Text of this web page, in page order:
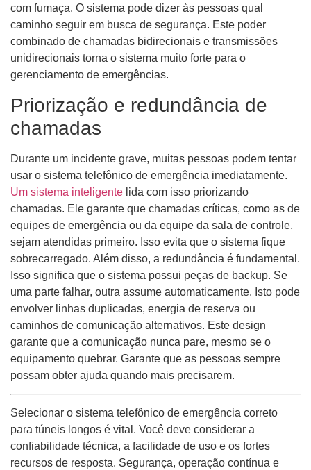
com fumaça. O sistema pode dizer às pessoas qual
caminho seguir em busca de segurança. Este poder
combinado de chamadas bidirecionais e transmissões
unidirecionais torna o sistema muito forte para o
gerenciamento de emergências.
Priorização e redundância de
chamadas
Durante um incidente grave, muitas pessoas podem tentar
usar o sistema telefônico de emergência imediatamente.
Um sistema inteligente lida com isso priorizando
chamadas. Ele garante que chamadas críticas, como as de
equipes de emergência ou da equipe da sala de controle,
sejam atendidas primeiro. Isso evita que o sistema fique
sobrecarregado. Além disso, a redundância é fundamental.
Isso significa que o sistema possui peças de backup. Se
uma parte falhar, outra assume automaticamente. Isto pode
envolver linhas duplicadas, energia de reserva ou
caminhos de comunicação alternativos. Este design
garante que a comunicação nunca pare, mesmo se o
equipamento quebrar. Garante que as pessoas sempre
possam obter ajuda quando mais precisarem.
Selecionar o sistema telefônico de emergência correto
para túneis longos é vital. Você deve considerar a
confiabilidade técnica, a facilidade de uso e os fortes
recursos de resposta. Segurança, operação contínua e